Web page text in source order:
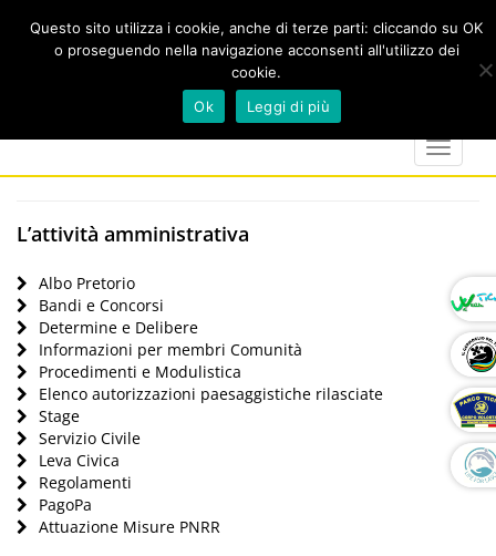
marker
calendar
Toggle
L’attività amministrativa
Albo Pretorio
Bandi e Concorsi
Determine e Delibere
Informazioni per membri Comunità
Procedimenti e Modulistica
Elenco autorizzazioni paesaggistiche rilasciate
Stage
Servizio Civile
Leva Civica
Regolamenti
PagoPa
Attuazione Misure PNRR
Questo sito utilizza i cookie, anche di terze parti: cliccando su OK
o proseguendo nella navigazione acconsenti all'utilizzo dei
cookie.
Ok
Leggi di più